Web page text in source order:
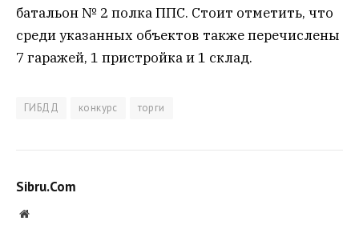
батальон № 2 полка ППС. Стоит отметить, что
среди указанных объектов также перечислены
7 гаражей, 1 пристройка и 1 склад.
ГИБДД конкурс торги
Sibru.Com
Website